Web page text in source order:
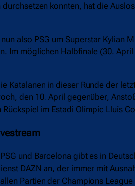
konnten, hat die
also PSG um Superstar Kylian
Im möglichen Halbfinale (30.
Katalanen in dieser Runde der
den 10. April gegenüber,
im Estadi Olímpic Lluís
und Barcelona gibt es in
DAZN an, der immer mit
Partien der Champions